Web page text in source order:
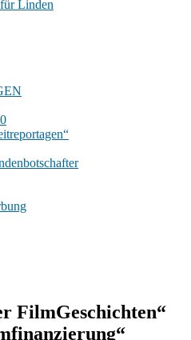
Linden
FilmGeschichten“